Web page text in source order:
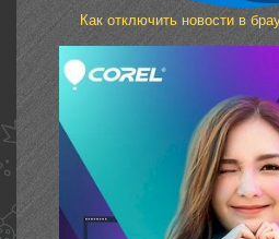
Как отключить новости в